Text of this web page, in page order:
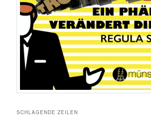
SCHLAGENDE ZEILEN